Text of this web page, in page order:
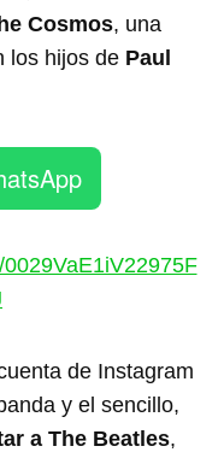
Cosmos, una
los hijos de Paul
de Instagram
y el sencillo,
a The Beatles,